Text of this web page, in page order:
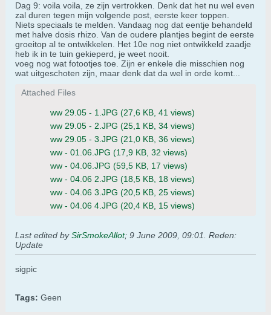
Dag 9: voila voila, ze zijn vertrokken. Denk dat het nu wel even
zal duren tegen mijn volgende post, eerste keer toppen.
Niets speciaals te melden. Vandaag nog dat eentje behandeld
met halve dosis rhizo. Van de oudere plantjes begint de eerste
groeitop al te ontwikkelen. Het 10e nog niet ontwikkeld zaadje
heb ik in te tuin gekieperd, je weet nooit.
voeg nog wat fotootjes toe. Zijn er enkele die misschien nog
wat uitgeschoten zijn, maar denk dat da wel in orde komt...
Attached Files
ww 29.05 - 1.JPG (27,6 KB, 41 views)
ww 29.05 - 2.JPG (25,1 KB, 34 views)
ww 29.05 - 3.JPG (21,0 KB, 36 views)
ww - 01.06.JPG (17,9 KB, 32 views)
ww - 04.06.JPG (59,5 KB, 17 views)
ww - 04.06 2.JPG (18,5 KB, 18 views)
ww - 04.06 3.JPG (20,5 KB, 25 views)
ww - 04.06 4.JPG (20,4 KB, 15 views)
Last edited bySirSmokeAllot; 9 June 2009, 09:01
Reden:
Update
sigpic
Tags: Geen